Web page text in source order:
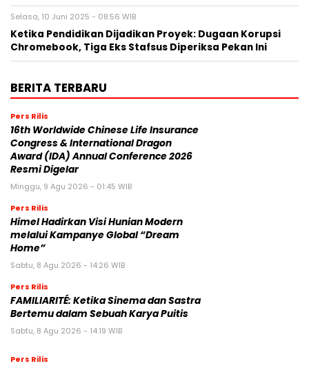
Selasa, 10 Juni 2025 - 08:56 WIB
Ketika Pendidikan Dijadikan Proyek: Dugaan Korupsi
Chromebook, Tiga Eks Stafsus Diperiksa Pekan Ini
BERITA TERBARU
Pers Rilis
16th Worldwide Chinese Life Insurance
Congress & International Dragon
Award (IDA) Annual Conference 2026
Resmi Digelar
Minggu, 9 Agu 2026 - 01:45 WIB
Pers Rilis
Himel Hadirkan Visi Hunian Modern
melalui Kampanye Global “Dream
Home”
Sabtu, 8 Agu 2026 - 14:26 WIB
Pers Rilis
FAMILIARITÉ: Ketika Sinema dan Sastra
Bertemu dalam Sebuah Karya Puitis
Sabtu, 8 Agu 2026 - 14:19 WIB
Pers Rilis